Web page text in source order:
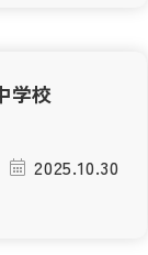
学校
2025.10.30